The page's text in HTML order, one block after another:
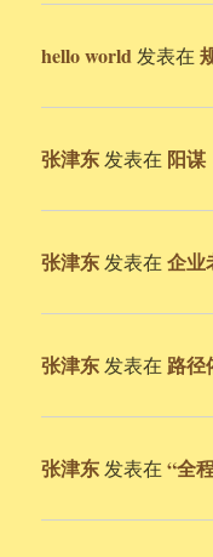
hello world 发表在
张津东 发表在 阳谋
张津东 发表在企业
张津东 发表在 路径
张津东 发表在“全